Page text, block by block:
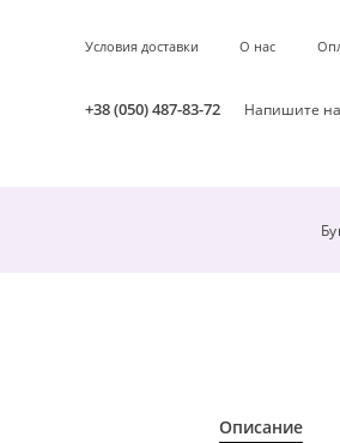
Условия доставки О нас
+38 (050) 487-83-72 Напишите
Описание